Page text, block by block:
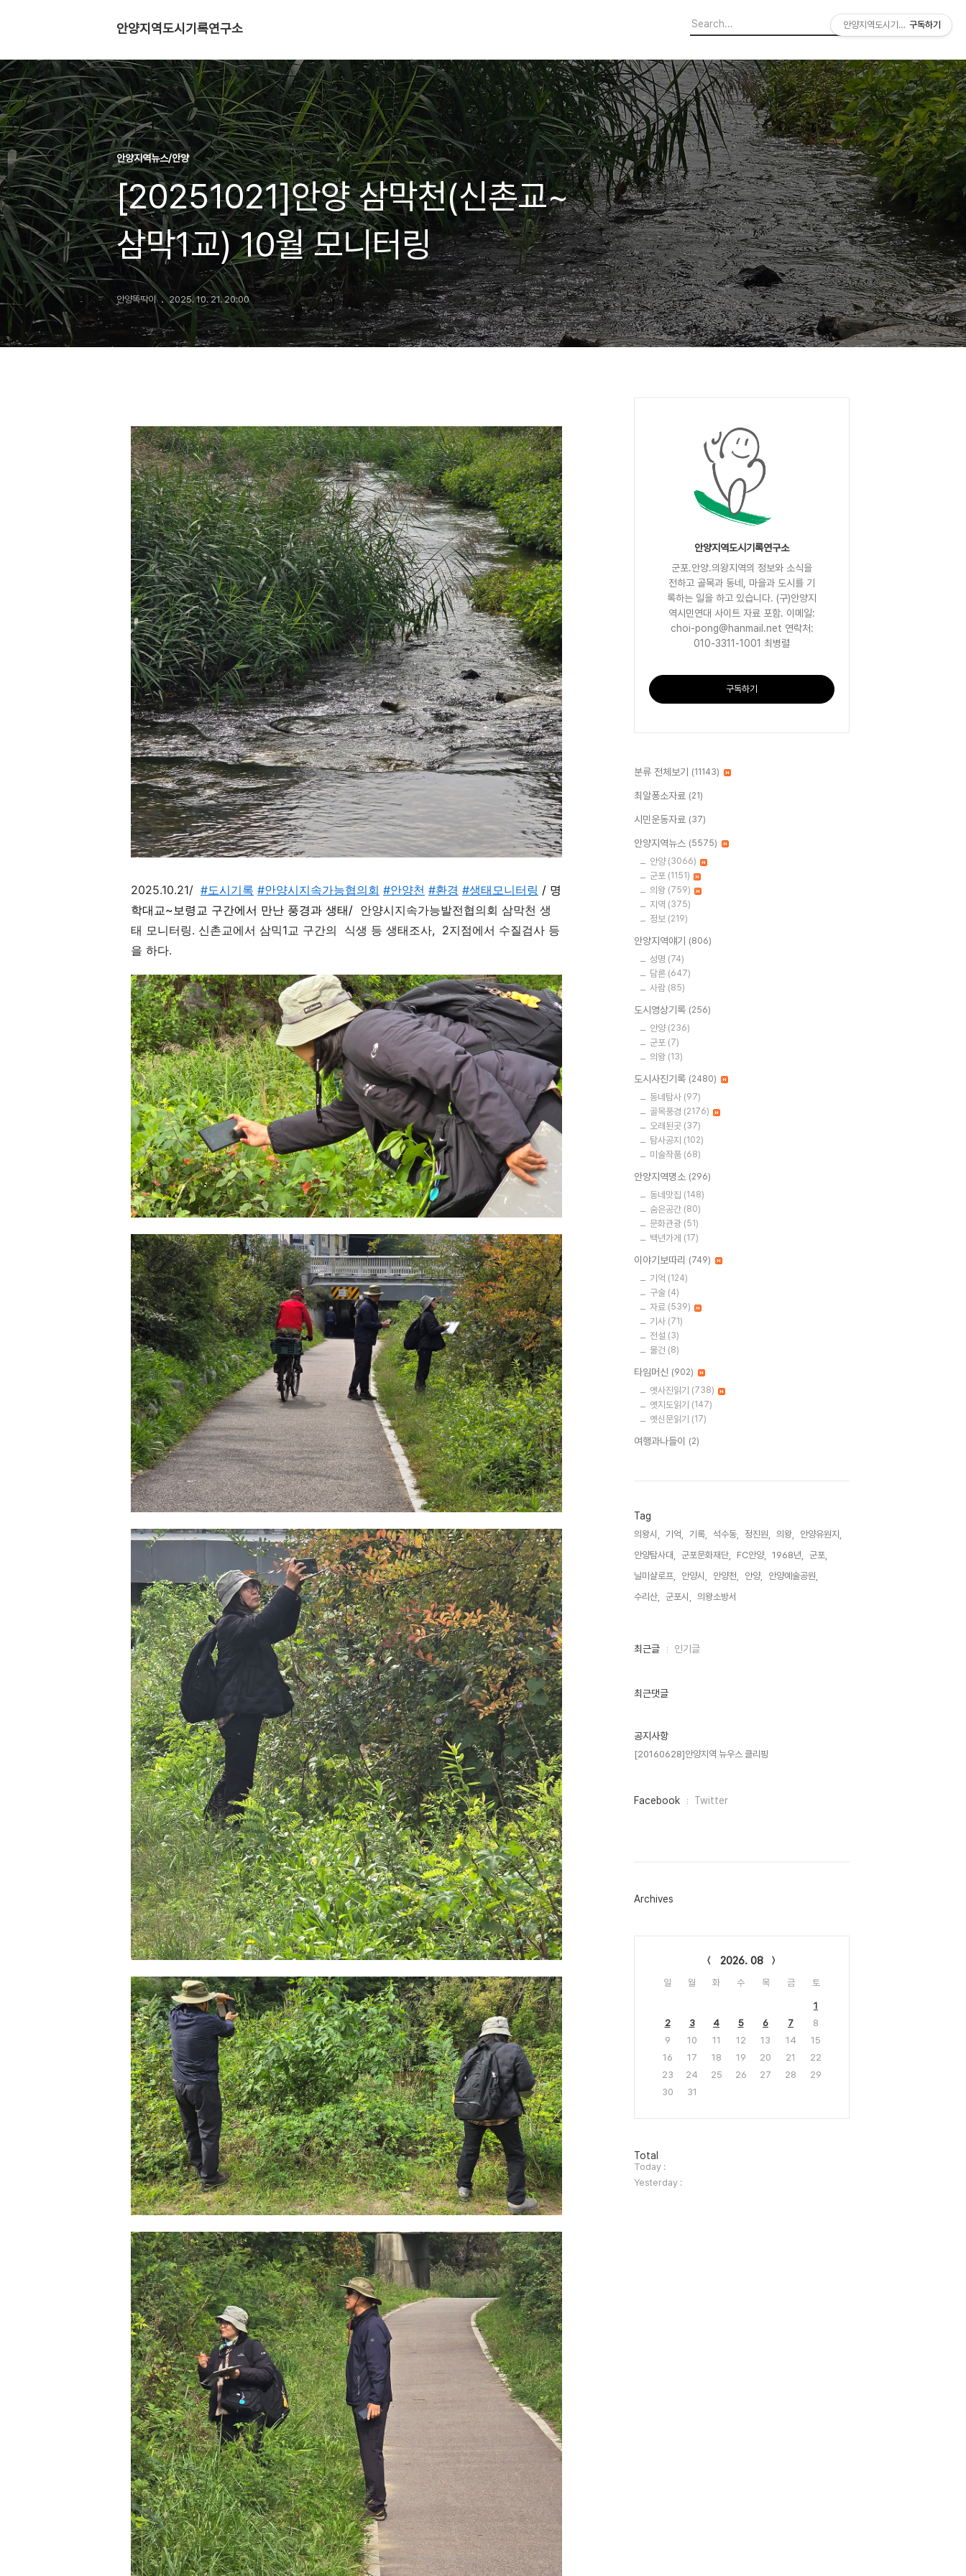
안양지역도시기록연구소
안양지역뉴스/안양
[20251021]안양 삼막천(신촌교~
삼막1교) 10월 모니터링
안양똑딱이 2025. 10. 21. 20:00
2025.10.21/ #도시기록 #안양시지속가능협의회 #안양천 #환경 #생태모니터링 / 명
학대교~보령교 구간에서 만난 풍경과 생태/ 안양시지속가능발전협의회 삼막천 생
태 모니터링. 신촌교에서 삼믹1교 구간의 식생 등 생태조사, 2지점에서 수질검사 등
을 하다.
안양지역도시기록연구소
군포.안양.의왕지역의 정보와 소식을
전하고 골목과 동네, 마을과 도시를 기
록하는 일을 하고 있습니다. (구)안양지
역시민연대 사이트 자료 포함. 이메일:
choi-pong@hanmail.net 연락처:
010-3311-1001 최병렬
구독하기
분류 전체보기 (11143)
최알퐁소자료 (21)
시민운동자료 (37)
안양지역뉴스 (5575)
안양 (3066)
군포 (1151)
의왕 (759)
지역 (375)
정보 (219)
안양지역얘기 (806)
성명 (74)
담론 (647)
사람 (85)
도시영상기록 (256)
안양 (236)
군포 (7)
의왕 (13)
도시사진기록 (2480)
동네탐사 (97)
골목풍경 (2176)
오래된곳 (37)
탐사공지 (102)
미술작품 (68)
안양지역명소 (296)
동네맛집 (148)
숨은공간 (80)
문화관광 (51)
백년가게 (17)
이야기보따리 (749)
기억 (124)
구술 (4)
자료 (539)
기사 (71)
전설 (3)
물건 (8)
타임머신 (902)
옛사진읽기 (738)
옛지도읽기 (147)
옛신문읽기 (17)
여행과나들이 (2)
Tag
의왕시, 기억, 기록, 석수동, 정진원, 의왕,
안양유원지,
안양탐사대,
군포문화재단, FC안양, 1968년,
군포,
닐미샬로프,
안양시, 안양천, 안양,
안양예술공원,
수리산,
군포시, 의왕소방서,
최
인
최근글 인기글
최근댓글
공지사항
[20160628]안양지역 뉴우스 클리핑
페
그
Facebook Twitter
Archives
2026. 08
일 월 화 수 목 금 토
1
2
3 4 5 6 7
8
9
10 11 12 13 14
15
16
17 18 19 20 21
22
23
24 25 26 27 28
29
30
31
방
문
자
수
Total
Today :
Yesterday :
안양지역도시기록연구소
구독하기